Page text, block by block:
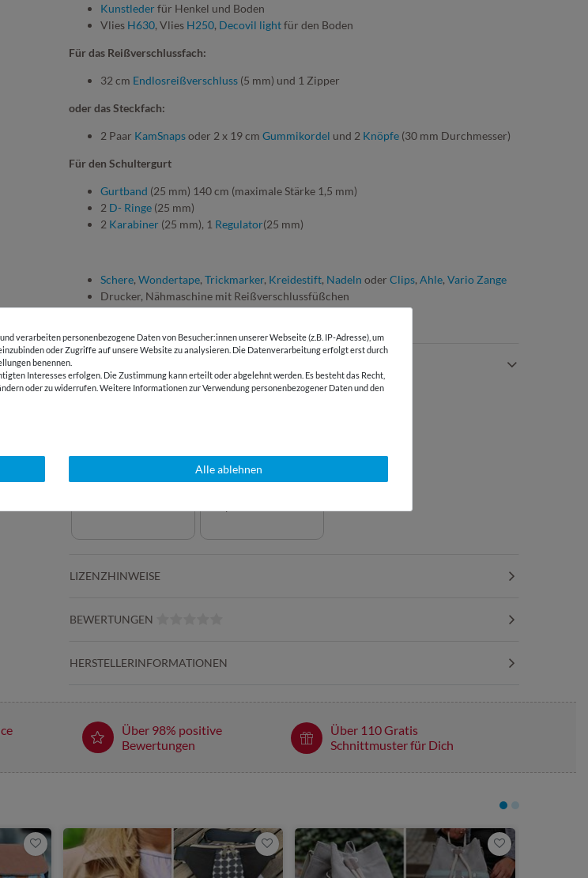
Kunstlederfür Henkel und Boden
Vlies H630, Vlies H250, Decovil lightfür den Boden
Für das Reißverschlussfach:
32 cm Endlosreißverschluss (5 mm) und 1 Zipper
oder das Steckfach:
2 Paar KamSnapsoder 2 x 19 cm Gummikordel und 2 Knöpfe (30 mm Durchmesser)
Für den Schultergurt
Gurtband (25 mm) 140 cm (maximale Stärke 1,5 mm)
2 D- Ringe (25 mm)
2 Karabiner (25 mm), 1 Regulator(25 mm)
Schere, Wondertape, Trickmarker, Kreidestift, Nadeln oder Clips, Ahle, Vario Zange
Drucker, Nähmaschine mit Reißverschlussfüßchen
ANDERE KUNDEN KAUFTEN DAZU:
LIZENZHINWEISE
BEWERTUNGEN
HERSTELLERINFORMATIONEN
Über 98% positive
Bewertungen
Über 110 Gratis
Schnittmuster für Dich
verarbeiten personenbezogene Daten von Besucher:innen unserer Webseite (z.B. IP-Adresse), um
oder Zugriffe auf unsere Website zu analysieren. Die Datenverarbeitung erfolgt erst durch
benennen.
Interesses erfolgen. Die Zustimmung kann erteilt oder abgelehnt werden. Es besteht das Recht,
oder zu widerrufen. Weitere Informationen zur Verwendung personenbezogener Daten und den
Alle ablehnen